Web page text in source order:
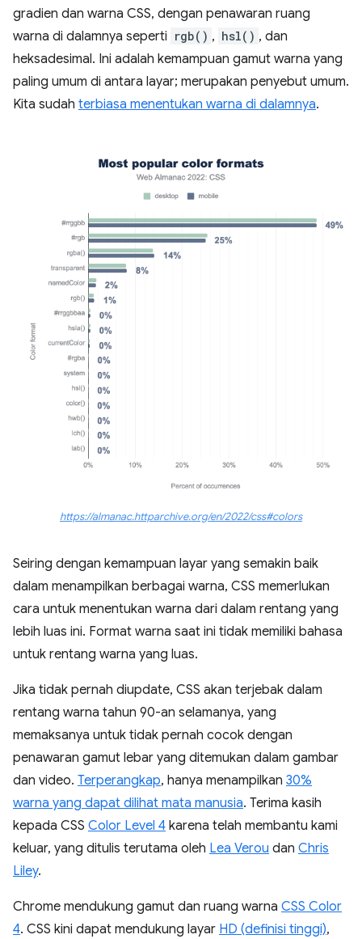
gradien dan warna CSS, dengan penawaran ruang
warna di dalamnya seperti rgb() , hsl() , dan
heksadesimal. Ini adalah kemampuan gamut warna yang
paling umum di antara layar; merupakan penyebut umum.
Kita sudah terbiasa menentukan warna di dalamnya.
https://almanac.httparchive.org/en/2022/css#colors
Seiring dengan kemampuan layar yang semakin baik
dalam menampilkan berbagai warna, CSS memerlukan
cara untuk menentukan warna dari dalam rentang yang
lebih luas ini. Format warna saat ini tidak memiliki bahasa
untuk rentang warna yang luas.
Jika tidak pernah diupdate, CSS akan terjebak dalam
rentang warna tahun 90-an selamanya, yang
memaksanya untuk tidak pernah cocok dengan
penawaran gamut lebar yang ditemukan dalam gambar
dan video. Terperangkap, hanya menampilkan 30%
warna yang dapat dilihat mata manusia. Terima kasih
kepada CSS Color Level 4 karena telah membantu kami
keluar, yang ditulis terutama oleh Lea Verou dan Chris
Liley.
Chrome mendukung gamut dan ruang warna CSS Color
4. CSS kini dapat mendukung layar HD (definisi tinggi),